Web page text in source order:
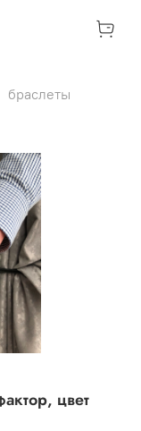
браслеты
цвет